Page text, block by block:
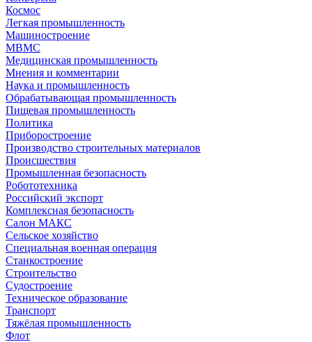
Космос
Легкая промышленность
Машиностроение
МВМС
Медицинская промышленность
Мнения и комментарии
Наука и промышленность
Обрабатывающая промышленность
Пищевая промышленность
Политика
Приборостроение
Производство строительных материалов
Происшествия
Промышленная безопасность
Робототехника
Российский экспорт
Комплексная безопасность
Салон МАКС
Сельское хозяйство
Специальная военная операция
Станкостроение
Строительство
Судостроение
Техническое образование
Транспорт
Тяжёлая промышленность
Флот